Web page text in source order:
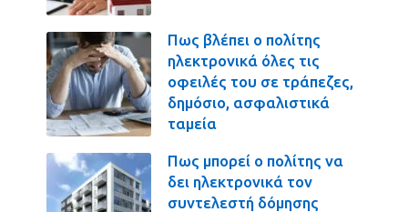
Πως βλέπει ο πολίτης
ηλεκτρονικά όλες τις
οφειλές του σε τράπεζες,
δημόσιο, ασφαλιστικά
ταμεία
Πως μπορεί ο πολίτης να
δει ηλεκτρονικά τον
συντελεστή δόμησης